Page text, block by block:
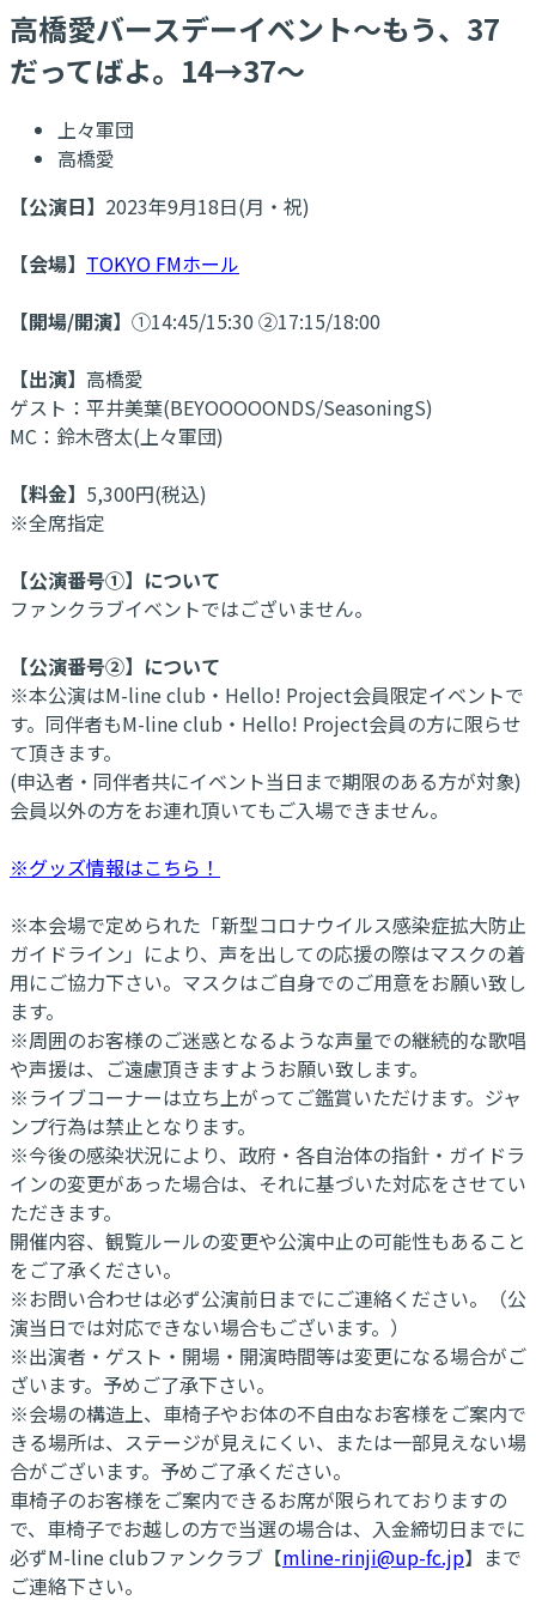
高橋愛バースデーイベント～もう、37
だってばよ。14→37～
上々軍団
高橋愛
【公演日】 2023年9月18日(月・祝)
【会場】 TOKYO FMホール
【開場/開演】 ①14:45/15:30 ②17:15/18:00
【出演】 高橋愛
ゲスト：平井美葉(BEYOOOOONDS/SeasoningS)
MC：鈴木啓太(上々軍団)
【料金】 5,300円(税込)
※全席指定
【公演番号①】について
ファンクラブイベントではございません。
【公演番号②】について
※本公演はM-line club・Hello! Project会員限定イベントで
す。同伴者もM-line club・Hello! Project会員の方に限らせ
て頂きます。
(申込者・同伴者共にイベント当日まで期限のある方が対象)
会員以外の方をお連れ頂いてもご入場できません。
※グッズ情報はこちら！
※本会場で定められた「新型コロナウイルス感染症拡大防止
ガイドライン」により、声を出しての応援の際はマスクの着
用にご協力下さい。マスクはご自身でのご用意をお願い致し
ます。
※周囲のお客様のご迷惑となるような声量での継続的な歌唱
や声援は、ご遠慮頂きますようお願い致します。
※ライブコーナーは立ち上がってご鑑賞いただけます。ジャ
ンプ行為は禁止となります。
※今後の感染状況により、政府・各自治体の指針・ガイドラ
インの変更があった場合は、それに基づいた対応をさせてい
ただきます。
開催内容、観覧ルールの変更や公演中止の可能性もあること
をご了承ください。
※お問い合わせは必ず公演前日までにご連絡ください。（公
演当日では対応できない場合もございます。）
※出演者・ゲスト・開場・開演時間等は変更になる場合がご
ざいます。予めご了承下さい。
※会場の構造上、車椅子やお体の不自由なお客様をご案内で
きる場所は、ステージが見えにくい、または一部見えない場
合がございます。予めご了承ください。
車椅子のお客様をご案内できるお席が限られておりますの
で、車椅子でお越しの方で当選の場合は、入金締切日までに
必ずM-line clubファンクラブ【mline-rinji@up-fc.jp】まで
ご連絡下さい。